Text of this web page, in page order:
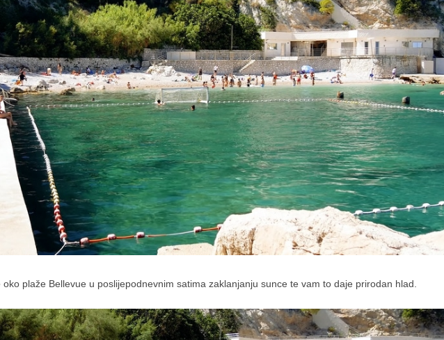
plaže Bellevue u poslijepodnevnim satima zaklanjanju sunce te vam to daje prirodan hlad.